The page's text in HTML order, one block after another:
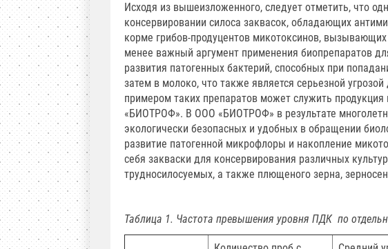
Исходя из вышеизложенного, следует отметить, что
консервировании силоса заквасок, обладающих
корме грибов-продуцентов микотоксинов,
менее важный аргумент применения биопрепаратов
развития патогенных бактерий, способных при
затем в молоко, что также является серьезной
примером таких препаратов может служить
«БИОТРОФ». В ООО «БИОТРОФ» в результате
экологически безопасных и удобных в обращении
развитие патогенной микрофлоры и накопление
себя закваски для консервирования различных
трудносилосуемых, а также плющеного зерна,
Таблица 1. Частота превышения уровня ПДК по